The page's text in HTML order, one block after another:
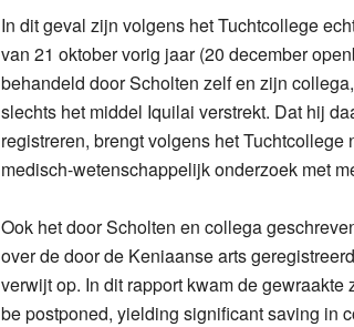
In dit geval zijn volgens het Tuchtcollege
van 21 oktober vorig jaar (20 december
behandeld door Scholten zelf en zijn
slechts het middel Iquilai verstrekt. Dat hij
registreren, brengt volgens het
medisch-wetenschappelijk onderzoek met
Ook het door Scholten en collega
over de door de Keniaanse arts
verwijt op. In dit rapport kwam de
be postponed, yielding significant saving in